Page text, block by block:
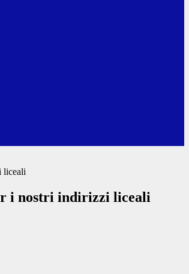
liceali
i nostri indirizzi liceali